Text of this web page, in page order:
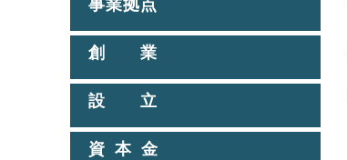
事業拠点
創 業
設 立
資 本 金